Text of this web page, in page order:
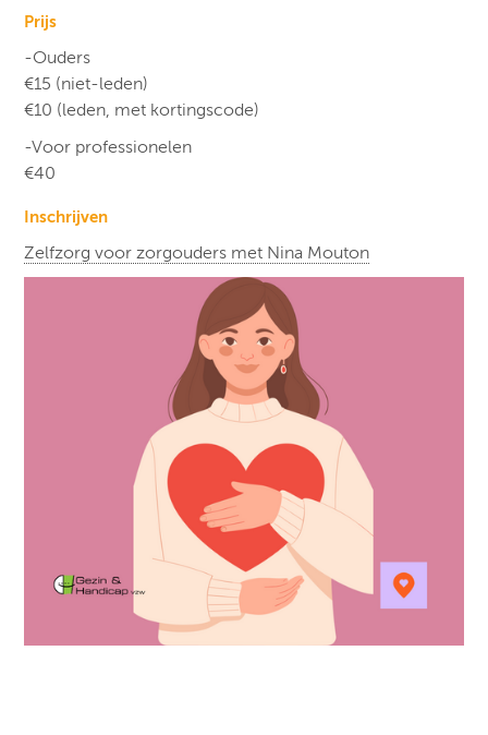
Prijs
-Ouders
€15 (niet-leden)
€10 (leden, met kortingscode)
-Voor professionelen
€40
Inschrijven
Zelfzorg voor zorgouders met Nina Mouton